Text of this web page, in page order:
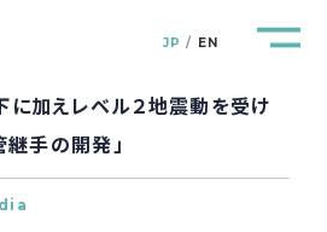
JP EN
に加えレベル２地震動を受け
手の開発」